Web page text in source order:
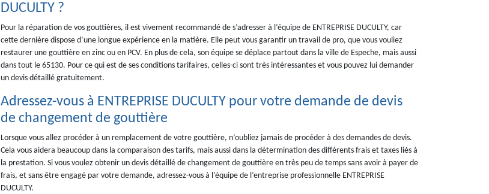
DUCULTY ?
Pour la réparation de vos gouttières, il est vivement recommandé de s’adresser à l’équipe de ENTREPRISE DUCULTY, car
cette dernière dispose d’une longue expérience en la matière. Elle peut vous garantir un travail de pro, que vous vouliez
restaurer une gouttière en zinc ou en PCV. En plus de cela, son équipe se déplace partout dans la ville de Espeche, mais aussi
dans tout le 65130. Pour ce qui est de ses conditions tarifaires, celles-ci sont très intéressantes et vous pouvez lui demander
un devis détaillé gratuitement.
Adressez-vous à ENTREPRISE DUCULTY pour votre demande de devis
de changement de gouttière
Lorsque vous allez procéder à un remplacement de votre gouttière, n’oubliez jamais de procéder à des demandes de devis.
Cela vous aidera beaucoup dans la comparaison des tarifs, mais aussi dans la détermination des différents frais et taxes liés à
la prestation. Si vous voulez obtenir un devis détaillé de changement de gouttière en très peu de temps sans avoir à payer de
frais, et sans être engagé par votre demande, adressez-vous à l’équipe de l’entreprise professionnelle ENTREPRISE
DUCULTY.